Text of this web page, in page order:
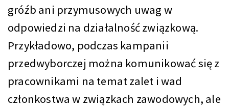
gróźb ani przymusowych uwag w
odpowiedzi na działalność związkową.
Przykładowo, podczas kampanii
przedwyborczej można komunikować się z
pracownikami na temat zalet i wad
członkostwa w związkach zawodowych, ale